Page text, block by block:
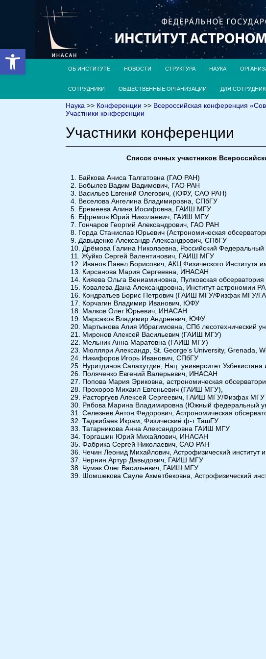
Открыть панель инструментов
ОБ ИНСТИТУТЕ НОВОСТИ СТРУКТУРА НАУКА
СОТРУДНИКИ ОБЩЕСТВЕННЫЕ ОРГАНИЗАЦИИ ДЛЯ
Наука >> Конференции >> Всероссийская конференция
Участники конференции
Участники конференции
Список очных участников
Байкова Аниса Талгатовна (ГАО РАН)
Бобылев Вадим Вадимович, ГАО РАН
Васильев Евгений Олегович, (ЮФУ, САО РАН)
Веселова Ангелина Владимировна, СПбГУ
Еремеева Алина Иосифовна, ГАИШ МГУ
Ефремов Юрий Николаевич, ГАИШ МГУ
Гончаров Георгий Александрович, ГАО РАН
Горда Станислав Юрьевич (Астрономическая
Давыденко Александр Александрович, СПбГУ
Дрёмова Галина Николаевна, Российский
Жуйко Сергей Валентинович, ГАИШ МГУ
Иванов Павел Борисович, АКЦ Физического Института
Кирсанова Мария Сергеевна, ИНАСАН
Кияева Ольга Вениаминовна, Пулковская обсерватория
Ковалева Дана Александровна, Институт астрономии
Кондратьев Борис Петрович (ГАИШ МГУ/Физфак МГУ/
Корчагин Владимир Иванович, ЮФУ
Малков Олег Юрьевич, ИНАСАН
Марсаков Владимир Андреевич, ЮФУ
Мартынова Алия Ибрагимовна, СПб лесотехнический
Миронов Алексей Васильевич (ГАИШ МГУ)
Мельник Aнна Маратовна (ГАИШ МГУ)
Мюлляри Александр , St. George’s University, Grenada,
Никифоров Игорь Иванович, СПбГУ
Нуритдинов Салахутдин, Нац. университет
Поляченко Евгений Валерьевич, ИНАСАН
Попова Мария Эриковна, астрономическая
Прохоров Михаил Евгеньевич (ГАИШ МГУ),
Расторгуев Алексей Сергеевич, ГАИШ МГУ/Физфак МГУ
Рябова Марина Владимировна (Южный федеральный
Селезнев Антон Федорович, Астрономическая
Таджибаев Икрам, Физическиё ф-т ТашГУ
Татарникова Анна Александровна ГАИШ МГУ
Торгашин Юрий Михайлович, ИНАСАН
Фабрика Сергей Николаевич, САО РАН
Чечин Леонид Михайлович, Астрофизический институт
Чернин Артур Давыдович, ГАИШ МГУ
Чумак Олег Васильевич, ГАИШ МГУ
Шомшекова Сауле Ахметбековна, Астрофизический